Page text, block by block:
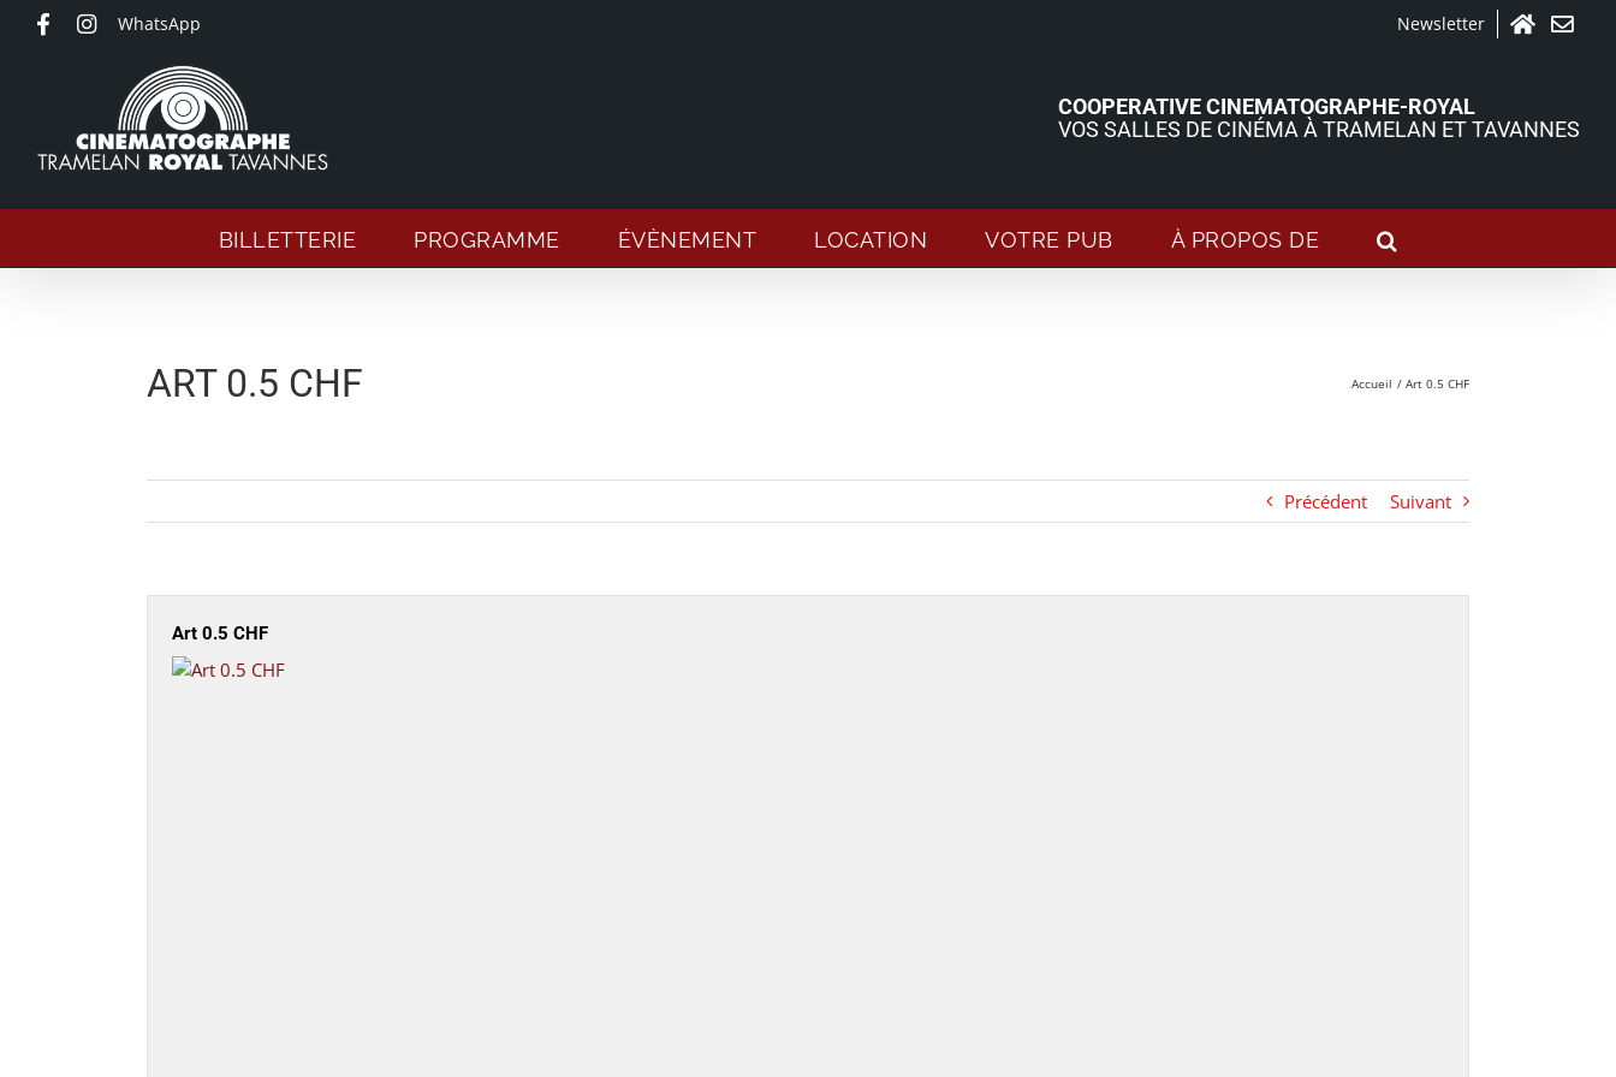
Passer
WhatsApp Newsletter
COOPERATIVE CINEMATOGRAPHE-ROYAL
VOS SALLES DE CINÉMA À TRAMELAN ET TAVANNES
BILLETTERIE PROGRAMME ÉVÈNEMENT LOCATION VOTRE PUB À PROPOS DE
ART 0.5 CHF Accueil Art 0.5 CHF
Précédent Suivant
Art 0.5 CHF